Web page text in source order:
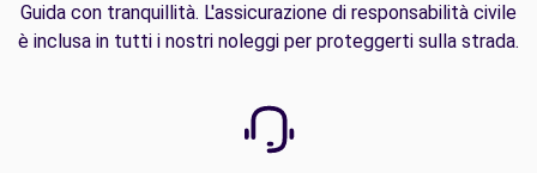
Guida con tranquillità. L'assicurazione di responsabilità civile
è inclusa in tutti i nostri noleggi per proteggerti sulla strada.